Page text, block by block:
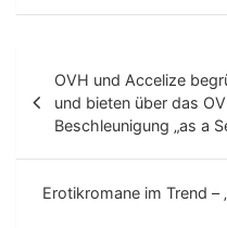
e
OVH und Accelize
und bieten über das
Beschleunigung „as a
Erotikromane im Trend –